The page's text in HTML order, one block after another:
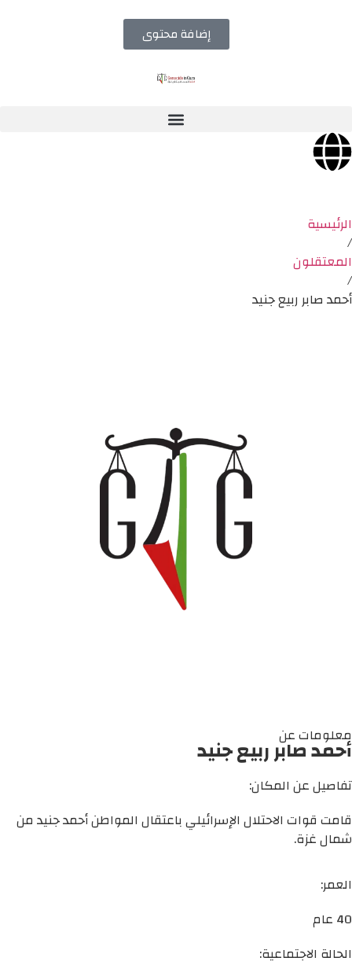
إضافة محتوى
الرئيسية
/
المعتقلون
/
أحمد صابر ربيع جنيد
معلومات عن
أحمد صابر ربيع جنيد
تفاصيل عن المكان:
قامت قوات الاحتلال الإسرائيلي باعتقال المواطن أحمد جنيد من
شمال غزة.
العمر:
40 عام
الحالة الاجتماعية: